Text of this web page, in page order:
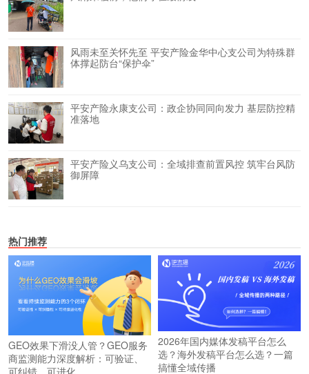
风雨未至关怀先至 平安产险金华中心支公司为特殊群
体撑起防台“保护伞”
平安产险永康支公司：政企协同同向发力 基层防控精
准落地
平安产险义乌支公司：全域排查前置风控 筑牢台风防
御屏障
热门推荐
GEO效果下滑没人管？GEO服务
商监测能力深度解析：可验证、
2026年国内媒体发稿平台怎么
选？海外发稿平台怎么选？一篇
搞懂全域传播